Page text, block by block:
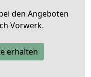
den Angeboten
Vorwerk.
erhalten